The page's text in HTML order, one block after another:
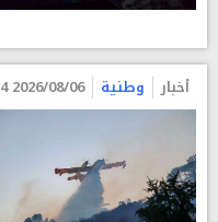
أخبار وطنية 2026/08/06 17:54